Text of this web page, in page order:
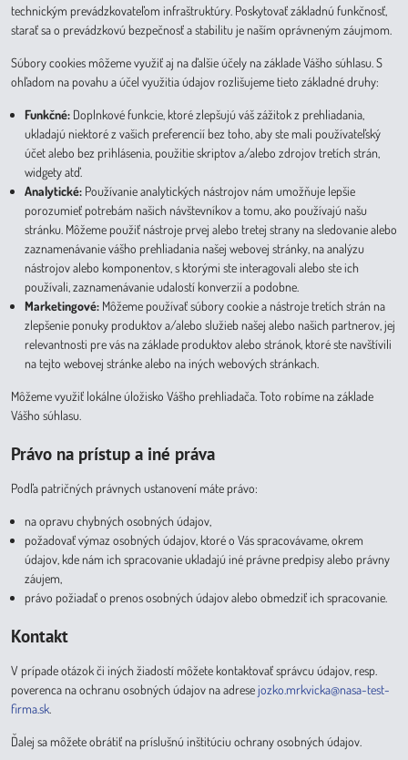
technickým prevádzkovateľom infraštruktúry. Poskytovať základnú funkčnosť,
starať sa o prevádzkovú bezpečnosť a stabilitu je naším oprávneným záujmom.
Súbory cookies môžeme využiť aj na ďalšie účely na základe Vášho súhlasu. S
ohľadom na povahu a účel využitia údajov rozlišujeme tieto základné druhy:
Funkčné: Doplnkové funkcie, ktoré zlepšujú váš zážitok z prehliadania,
ukladajú niektoré z vašich preferencií bez toho, aby ste mali používateľský
účet alebo bez prihlásenia, použitie skriptov a/alebo zdrojov tretích strán,
widgety atď.
Analytické: Používanie analytických nástrojov nám umožňuje lepšie
porozumieť potrebám našich návštevníkov a tomu, ako používajú našu
stránku. Môžeme použiť nástroje prvej alebo tretej strany na sledovanie alebo
zaznamenávanie vášho prehliadania našej webovej stránky, na analýzu
nástrojov alebo komponentov, s ktorými ste interagovali alebo ste ich
používali, zaznamenávanie udalostí konverzií a podobne.
Marketingové: Môžeme používať súbory cookie a nástroje tretích strán na
zlepšenie ponuky produktov a/alebo služieb našej alebo našich partnerov, jej
relevantnosti pre vás na základe produktov alebo stránok, ktoré ste navštívili
na tejto webovej stránke alebo na iných webových stránkach.
Môžeme využiť lokálne úložisko Vášho prehliadača. Toto robíme na základe
Vášho súhlasu.
Právo na prístup a iné práva
Podľa patričných právnych ustanovení máte právo:
na opravu chybných osobných údajov,
požadovať výmaz osobných údajov, ktoré o Vás spracovávame, okrem
údajov, kde nám ich spracovanie ukladajú iné právne predpisy alebo právny
záujem,
právo požiadať o prenos osobných údajov alebo obmedziť ich spracovanie.
Kontakt
V prípade otázok či iných žiadostí môžete kontaktovať správcu údajov, resp.
poverenca na ochranu osobných údajov na adresejozko.mrkvicka@nasa-test-
firma.sk
Ďalej sa môžete obrátiť na príslušnú inštitúciu ochrany osobných údajov.